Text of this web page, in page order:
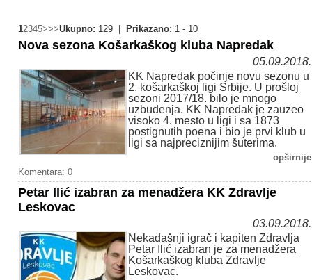
12345>>>Ukupno: 129 | Prikazano: 1 - 10
Nova sezona Košarkaškog kluba Napredak
05.09.2018.
KK Napredak počinje novu sezonu u
2. košarkaškoj ligi Srbije. U prošloj
sezoni 2017/18. bilo je mnogo
uzbuđenja. KK Napredak je zauzeo
visoko 4. mesto u ligi i sa 1873
postignutih poena i bio je prvi klub u
ligi sa najpreciznijim šuterima.
opširnije
Komentara: 0
Petar Ilić izabran za menadžera KK Zdravlje
Leskovac
03.09.2018.
Nekadašnji igrač i kapiten Zdravlja
Petar Ilić izabran je za menadžera
Košarkaškog kluba Zdravlje
Leskovac.